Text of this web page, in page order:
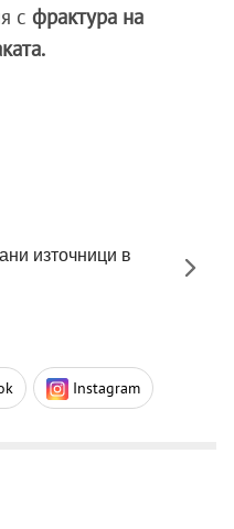
с фрактура на
източници в
Instagram